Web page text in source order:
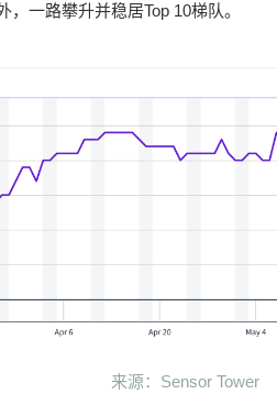
一路攀升并稳居Top 10梯队。
来源：Sensor Tower